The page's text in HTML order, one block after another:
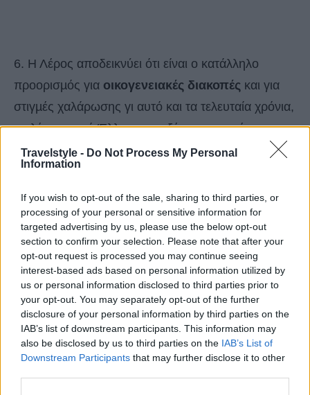
Travelstyle - Do Not Process My Personal
Information
If you wish to opt-out of the sale, sharing to third parties, or
processing of your personal or sensitive information for
targeted advertising by us, please use the below opt-out
section to confirm your selection. Please note that after your
opt-out request is processed you may continue seeing
interest-based ads based on personal information utilized by
us or personal information disclosed to third parties prior to
your opt-out. You may separately opt-out of the further
disclosure of your personal information by third parties on the
IAB’s list of downstream participants. This information may
also be disclosed by us to third parties on the IAB’s List of
Downstream Participants that may further disclose it to other
6. Η Λέρος αποδεικνύει ότι είναι ο κατάλληλο
προορισµός για οικογενειακές διακοπές και για
στιγµές χαλάρωσης γι αυτό και τα τελευταία χρόνια,
επιλέγεται από Έλληνες και ξένους επισκέπτες
τους οποίους εντυπωσιάζουν τα γραφικά χωριά
αλλά και οι χαλαροί ρυθµοί στα ταβερνάκια µε τους
παραδοσιακούς µεζέδες και το φρέσκο ψάρι δίπλα
στο κύµα.